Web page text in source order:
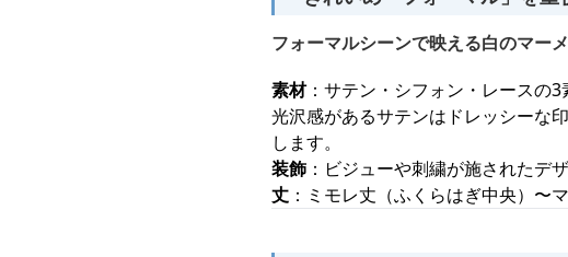
フォーマルシーンで映える白のマー
素材：サテン・シフォン・レースの3
光沢感があるサテンはドレッシーな
します。
装飾 ：ビジューや刺繍が施されたデ
丈 ：ミモレ丈（ふくらはぎ中央）〜